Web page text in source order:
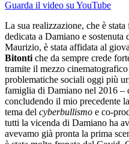
Guarda il video su YouTube
La sua realizzazione, che è
dedicata a Damiano e
Maurizio, è stata affidata al
Bitonti che da sempre crede
tramite il mezzo
problematiche sociali oggi più
famiglia di Damiano nel 2016 –
concludendo il mio precedente
tema del cyberbullismo e co-
tutti la vicenda di Damiano ha
avevamo già pronta la prima